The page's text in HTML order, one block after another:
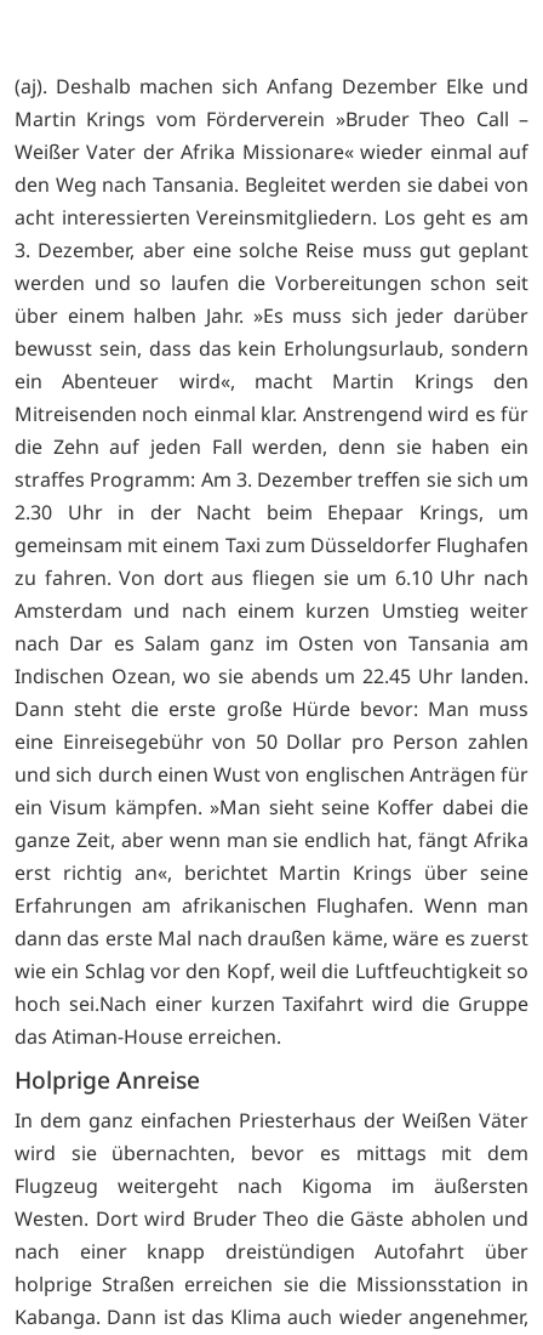
(aj). Deshalb machen sich Anfang Dezember Elke und
Martin Krings vom Förderverein »Bruder Theo Call –
Weißer Vater der Afrika Missionare« wieder einmal auf
den Weg nach Tansania. Begleitet werden sie dabei von
acht interessierten Vereinsmitgliedern. Los geht es am
3. Dezember, aber eine solche Reise muss gut geplant
werden und so laufen die Vorbereitungen schon seit
über einem halben Jahr. »Es muss sich jeder darüber
bewusst sein, dass das kein Erholungsurlaub, sondern
ein Abenteuer wird«, macht Martin Krings den
Mitreisenden noch einmal klar. Anstrengend wird es für
die Zehn auf jeden Fall werden, denn sie haben ein
straffes Programm: Am 3. Dezember treffen sie sich um
2.30 Uhr in der Nacht beim Ehepaar Krings, um
gemeinsam mit einem Taxi zum Düsseldorfer Flughafen
zu fahren. Von dort aus fliegen sie um 6.10 Uhr nach
Amsterdam und nach einem kurzen Umstieg weiter
nach Dar es Salam ganz im Osten von Tansania am
Indischen Ozean, wo sie abends um 22.45 Uhr landen.
Dann steht die erste große Hürde bevor: Man muss
eine Einreisegebühr von 50 Dollar pro Person zahlen
und sich durch einen Wust von englischen Anträgen für
ein Visum kämpfen. »Man sieht seine Koffer dabei die
ganze Zeit, aber wenn man sie endlich hat, fängt Afrika
erst richtig an«, berichtet Martin Krings über seine
Erfahrungen am afrikanischen Flughafen. Wenn man
dann das erste Mal nach draußen käme, wäre es zuerst
wie ein Schlag vor den Kopf, weil die Luftfeuchtigkeit so
hoch sei.Nach einer kurzen Taxifahrt wird die Gruppe
das Atiman-House erreichen.
Holprige Anreise
In dem ganz einfachen Priesterhaus der Weißen Väter
wird sie übernachten, bevor es mittags mit dem
Flugzeug weitergeht nach Kigoma im äußersten
Westen. Dort wird Bruder Theo die Gäste abholen und
nach einer knapp dreistündigen Autofahrt über
holprige Straßen erreichen sie die Missionsstation in
Kabanga. Dann ist das Klima auch wieder angenehmer,